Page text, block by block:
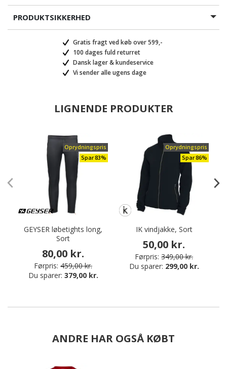
PRODUKTSIKKERHED
Gratis fragt ved køb over 599,-
100 dages fuld returret
Dansk lager & kundeservice
Vi sender alle ugens dage
LIGNENDE PRODUKTER
Oprydningspris
Spar 83%
GEYSER løbetights long,
Sort
80,00 kr.
Førpris: 459,00 kr.
Du sparer: 379,00 kr.
Oprydningspris
Spar 86%
IK vindjakke, Sort
50,00 kr.
Førpris: 349,00 kr.
Du sparer: 299,00 kr.
ANDRE HAR OGSÅ KØBT